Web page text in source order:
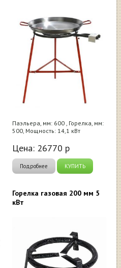
Паэльера, мм: 600 , Горелка, мм:
500, Мощность: 14,1 кВт
Цена: 26770 р
Подробнее КУПИТЬ
Горелка газовая 200 мм 5
кВт